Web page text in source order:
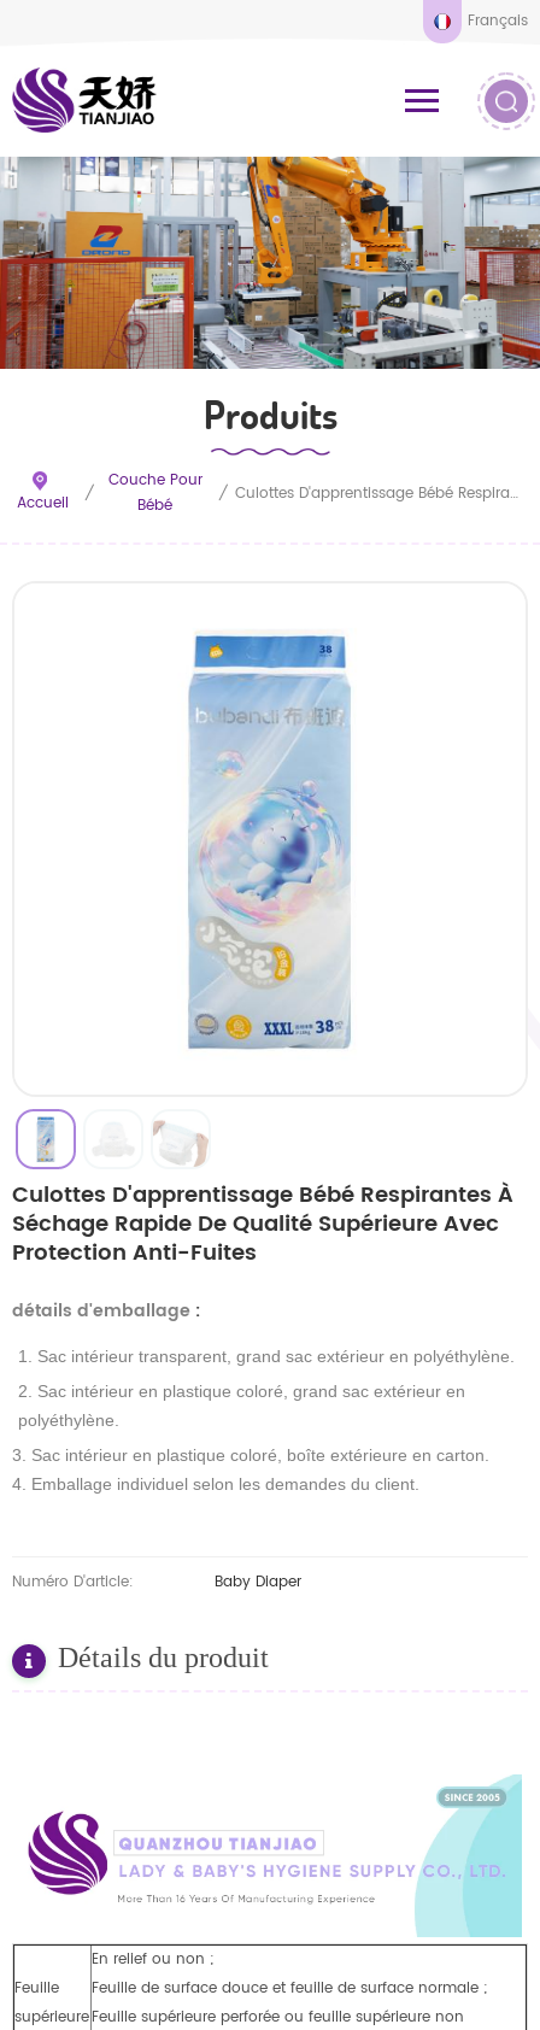
Français
Produits
Accueil /
Couche Pour
Bébé
/ Culottes D'apprentissage Bébé Respirantes À Séchage Rapide De Qualité Supérieure Avec Protection Anti-Fuites
Culottes D'apprentissage Bébé Respirantes À
Séchage Rapide De Qualité Supérieure Avec
Protection Anti-Fuites
détails d'emballage :
1. Sac intérieur transparent, grand sac extérieur en polyéthylène.
2. Sac intérieur en plastique coloré, grand sac extérieur en
polyéthylène.
3. Sac intérieur en plastique coloré, boîte extérieure en carton.
4. Emballage individuel selon les demandes du client.
Numéro D'article: Baby Diaper
Détails du produit
Feuille
supérieure
En relief ou non ;
Feuille de surface douce et feuille de surface normale ;
Feuille supérieure perforée ou feuille supérieure non